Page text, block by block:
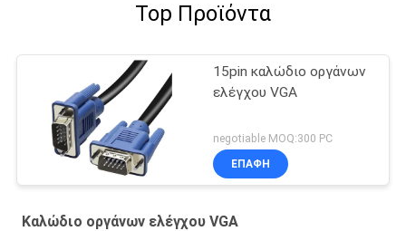
Top Προϊόντα
15pin καλώδιο οργάνων
ελέγχου VGA
negotiable MOQ:300 PC
ΕΠΑΦΉ
Καλώδιο οργάνων ελέγχου VGA